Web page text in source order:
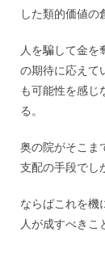
した類的価値の
人を騙して金を
の期待に応えて
も可能性を感じ
る。
奥の院がそこま
支配の手段でし
ならばこれを機
人が成すべきこ